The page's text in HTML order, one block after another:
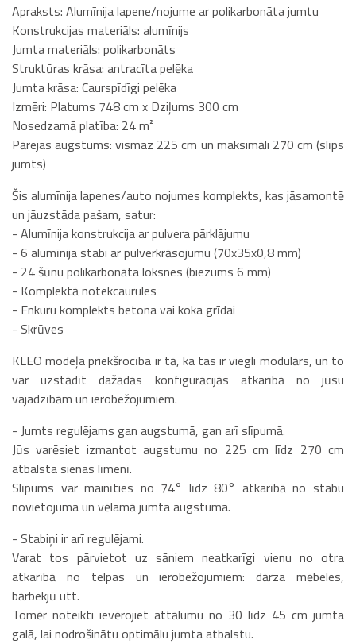
Apraksts: Alumīnija lapene/nojume ar polikarbonāta jumtu
Konstrukcijas materiāls: alumīnijs
Jumta materiāls: polikarbonāts
Struktūras krāsa: antracīta pelēka
Jumta krāsa: Caurspīdīgi pelēka
Izmēri: Platums 748 cm x Dziļums 300 cm
Nosedzamā platība: 24 m²
Pārejas augstums: vismaz 225 cm un maksimāli 270 cm (slīps
jumts)
Šis alumīnija lapenes/auto nojumes komplekts, kas jāsamontē
un jāuzstāda pašam, satur:
- Alumīnija konstrukcija ar pulvera pārklājumu
- 6 alumīnija stabi ar pulverkrāsojumu (70x35x0,8 mm)
- 24 šūnu polikarbonāta loksnes (biezums 6 mm)
- Komplektā notekcaurules
- Enkuru komplekts betona vai koka grīdai
- Skrūves
KLEO modeļa priekšrocība ir tā, ka tas ir viegli modulārs, un to
var uzstādīt dažādās konfigurācijās atkarībā no jūsu
vajadzībām un ierobežojumiem.
- Jumts regulējams gan augstumā, gan arī slīpumā.
Jūs varēsiet izmantot augstumu no 225 cm līdz 270 cm
atbalsta sienas līmenī.
Slīpums var mainīties no 74° līdz 80° atkarībā no stabu
novietojuma un vēlamā jumta augstuma.
- Stabiņi ir arī regulējami.
Varat tos pārvietot uz sāniem neatkarīgi vienu no otra
atkarībā no telpas un ierobežojumiem: dārza mēbeles,
bārbekjū utt.
Tomēr noteikti ievērojiet attālumu no 30 līdz 45 cm jumta
galā, lai nodrošinātu optimālu jumta atbalstu.